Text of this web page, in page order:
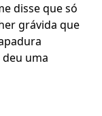
disse que só
grávida que
uma